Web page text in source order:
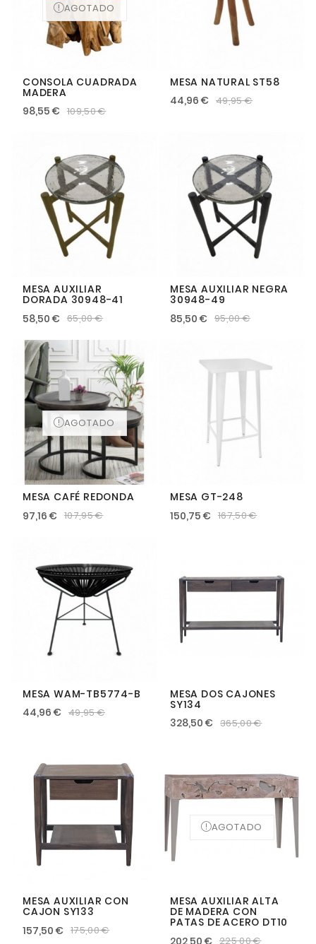
AGOTADO
CONSOLA CUADRADA
MADERA
98,55 € 109,50 €
MESA NATURAL ST58
44,96 € 49,95 €
MESA AUXILIAR
DORADA 30948-41
58,50 € 65,00 €
MESA AUXILIAR NEGRA
30948-49
85,50 € 95,00 €
AGOTADO
MESA CAFÉ REDONDA
97,16 € 107,95 €
MESA GT-248
150,75 € 167,50 €
MESA WAM-TB5774-B
44,96 € 49,95 €
MESA DOS CAJONES
SY134
328,50 € 365,00 €
MESA AUXILIAR CON
CAJON SY133
157,50 € 175,00 €
AGOTADO
MESA AUXILIAR ALTA
DE MADERA CON
PATAS DE ACERO DT10
202,50 € 225,00 €